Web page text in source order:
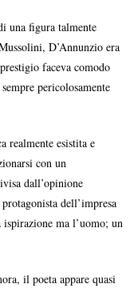
una figura talmente
D’Annunzio era
faceva comodo
pericolosamente
realmente esistita e
con un
dall’opinione
dell’impresa
ma l’uomo; un
il poeta appare quasi